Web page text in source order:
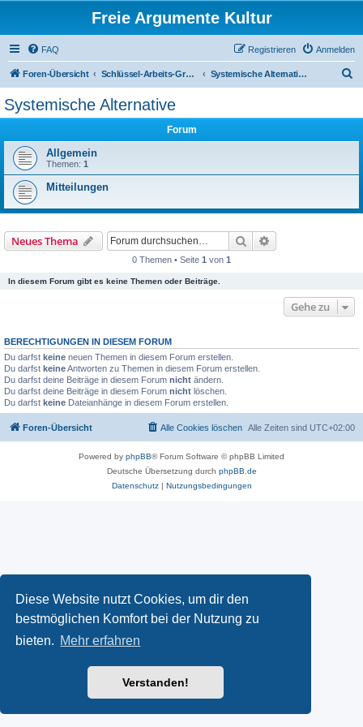
Diese Website nutzt Cookies, um dir den
bestmöglichen Komfort bei der Nutzung zu
bieten. Mehr erfahren
Verstanden!
Freie Argumente Kultur
FAQ Anmelden
Registrieren
Foren-Übersicht Schlüssel-Arbeits-Gruppen(AGs) Systemische Alternative
Systemische Alternative
Forum
Allgemein
Themen: 1
Mitteilungen
Neues Thema Suche
0 Themen • Seite 1 von 1
In diesem Forum gibt es keine Themen oder Beiträge.
Gehe zu
BERECHTIGUNGEN IN DIESEM FORUM
Du darfst keine neuen Themen in diesem Forum erstellen.
Du darfst keineAntworten zu Themen in diesem Forum erstellen.
Du darfst deine Beiträge in diesem Forum nicht ändern.
Du darfst deine Beiträge in diesem Forum nicht löschen.
Du darfst keine Dateianhänge in diesem Forum erstellen.
Foren-Übersicht Alle Zeiten sind UTC+02:00
Alle Cookies löschen
Powered by phpBB® Forum Software © phpBB Limited
Deutsche Übersetzung durch phpBB.de
Datenschutz| Nutzungsbedingungen